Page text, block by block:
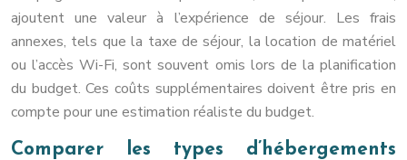
ajoutent une valeur à l’expérience de séjour. Les frais
annexes, tels que la taxe de séjour, la location de matériel
ou l’accès Wi-Fi, sont souvent omis lors de la planification
du budget. Ces coûts supplémentaires doivent être pris en
compte pour une estimation réaliste du budget.
Comparer les types d’hébergements